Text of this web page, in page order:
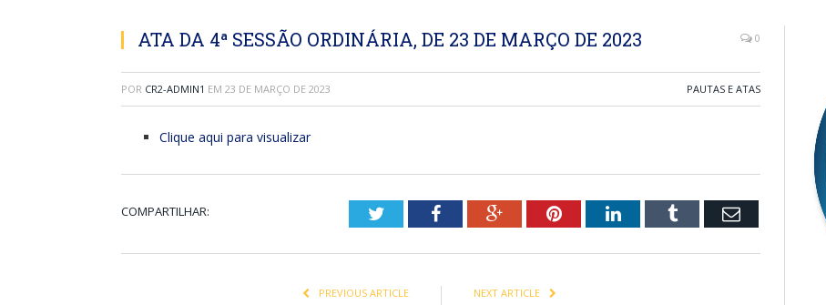
ATA DA 4ª SESSÃO ORDINÁRIA, DE 23 DE MARÇO DE 2023 0
POR CR2-ADMIN1 EM 23 DE MARÇO DE 2023 PAUTAS E ATAS
Clique aqui para visualizar
COMPARTILHAR: TwitterFacebookGoogle+PinterestLinkedInTumblr Email
PREVIOUS ARTICLE NEXT ARTICLE